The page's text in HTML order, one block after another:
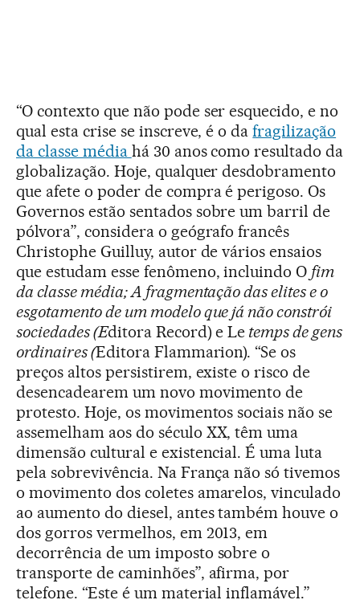
“O contexto que não pode ser esquecido, e no
qual esta crise se inscreve, é o dafragilização
da classe média há 30 anos como resultado da
globalização. Hoje, qualquer desdobramento
que afete o poder de compra é perigoso. Os
Governos estão sentados sobre um barril de
pólvora”, considera o geógrafo francês
Christophe Guilluy, autor de vários ensaios
que estudam esse fenômeno, incluindo O fim
da classe média; A fragmentação das elites e o
esgotamento de um modelo que já não constrói
sociedades (Editora Record) e Le temps de gens
ordinaires (Editora Flammarion). “Se os
preços altos persistirem, existe o risco de
desencadearem um novo movimento de
protesto. Hoje, os movimentos sociais não se
assemelham aos do século XX, têm uma
dimensão cultural e existencial. É uma luta
pela sobrevivência. Na França não só tivemos
o movimento dos coletes amarelos, vinculado
ao aumento do diesel, antes também houve o
dos gorros vermelhos, em 2013, em
decorrência de um imposto sobre o
transporte de caminhões”, afirma, por
telefone. “Este é um material inflamável.”